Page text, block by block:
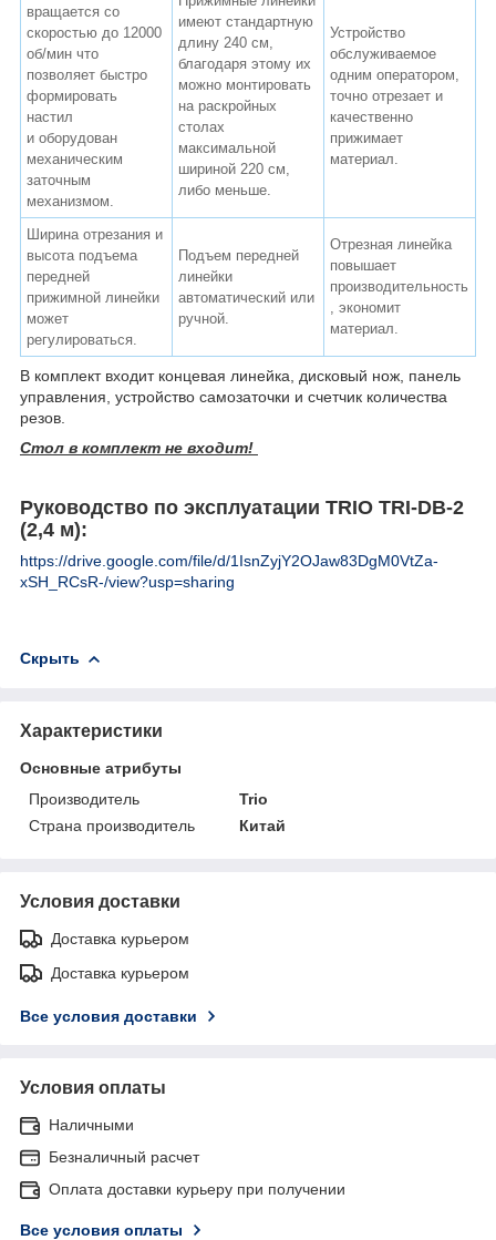
вращается со
скоростью до 12000
об/мин что
позволяет быстро
формировать
настил
и оборудован
механическим
заточным
механизмом.
имеют стандартную
длину 240 см,
благодаря этому их
можно монтировать
на раскройных
столах
максимальной
шириной 220 см,
либо меньше.
Устройство
обслуживаемое
одним оператором,
точно отрезает и
качественно
прижимает
материал.
Ширина отрезания и
высота подъема
передней
прижимной линейки
может
регулироваться.
Подъем передней
линейки
автоматический или
ручной.
Отрезная линейка
повышает
производительность
, экономит
материал.
В комплект входит концевая линейка, дисковый нож, панель
управления, устройство самозаточки и счетчик количества
резов.
Стол в комплект не входит!
Руководство по эксплуатации TRIO TRI-DB-2
(2,4 м):
https://drive.google.com/file/d/1IsnZyjY2OJaw83DgM0VtZa-
xSH_RCsR-/view?usp=sharing
Скрыть
Характеристики
Основные атрибуты
Производитель
Trio
Страна производитель
Китай
Условия доставки
Доставка курьером
Доставка курьером
Все условия доставки
Условия оплаты
Наличными
Безналичный расчет
Оплата доставки курьеру при получении
Все условия оплаты